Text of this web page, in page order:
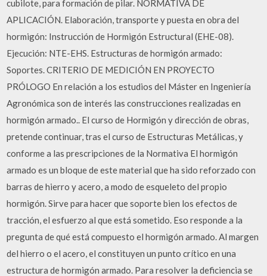
cubilote, para formación de pilar. NORMATIVA DE
APLICACIÓN. Elaboración, transporte y puesta en obra del
hormigón: Instrucción de Hormigón Estructural (EHE-08).
Ejecución: NTE-EHS. Estructuras de hormigón armado:
Soportes. CRITERIO DE MEDICIÓN EN PROYECTO
PRÓLOGO En relación a los estudios del Máster en Ingeniería
Agronómica son de interés las construcciones realizadas en
hormigón armado.. El curso de Hormigón y dirección de obras,
pretende continuar, tras el curso de Estructuras Metálicas, y
conforme a las prescripciones de la Normativa El hormigón
armado es un bloque de este material que ha sido reforzado con
barras de hierro y acero, a modo de esqueleto del propio
hormigón. Sirve para hacer que soporte bien los efectos de
tracción, el esfuerzo al que está sometido. Eso responde a la
pregunta de qué está compuesto el hormigón armado. Al margen
del hierro o el acero, el constituyen un punto crítico en una
estructura de hormigón armado. Para resolver la deficiencia se